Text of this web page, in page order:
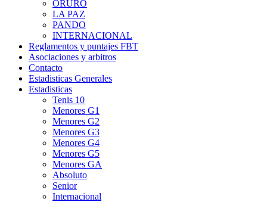
ORURO
LA PAZ
PANDO
INTERNACIONAL
Reglamentos y puntajes FBT
Asociaciones y arbitros
Contacto
Estadisticas Generales
Estadisticas
Tenis 10
Menores G1
Menores G2
Menores G3
Menores G4
Menores G5
Menores GA
Absoluto
Senior
Internacional